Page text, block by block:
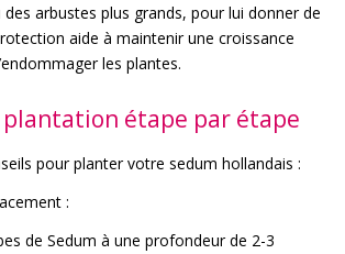
arbustes plus grands, pour lui donner de
aide à maintenir une croissance
les plantes.
plantation étape par étape
pour planter votre sedum hollandais :
:
de Sedum à une profondeur de 2-3